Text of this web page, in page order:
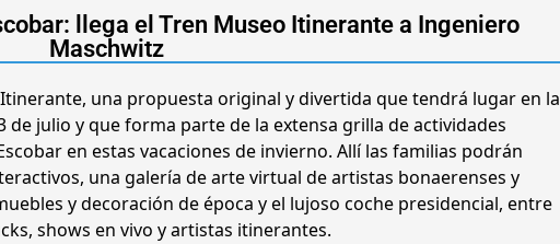
llega el Tren Museo Itinerante a Ingeniero
Maschwitz
una propuesta original y divertida que tendrá lugar en la
de julio y que forma parte de la extensa grilla de actividades
en estas vacaciones de invierno. Allí las familias podrán
una galería de arte virtual de artistas bonaerenses y
y decoración de época y el lujoso coche presidencial, entre
shows en vivo y artistas itinerantes.